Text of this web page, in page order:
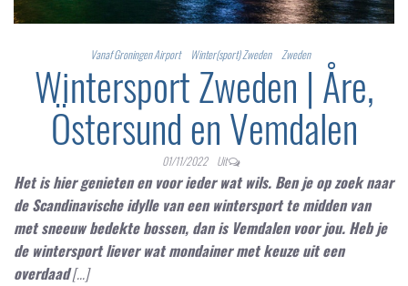
Vanaf Groningen Airport Winter(sport) Zweden Zweden
Wintersport Zweden | Åre,
Östersund en Vemdalen
01/11/2022 Uit
Het is hier genieten en voor ieder wat wils. Ben je op zoek naar
de Scandinavische idylle van een wintersport te midden van
met sneeuw bedekte bossen, dan is Vemdalen voor jou. Heb je
de wintersport liever wat mondainer met keuze uit een
overdaad[...]